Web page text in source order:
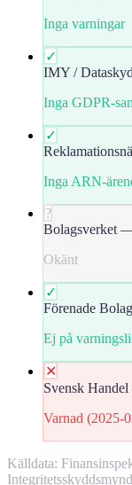
Inga varningar
✓
IMY /
Inga GDPR-
✓
Inga ARN-
?
Bolagsverket
Okänt
✓
Förenade
Ej på
✕
Svensk
Varnad (2025-
Källdata: